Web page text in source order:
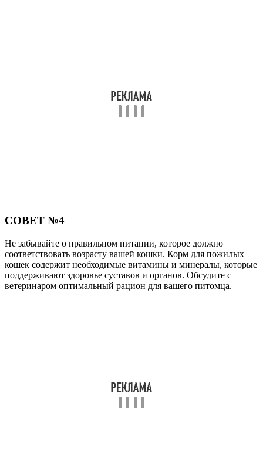
СОВЕТ №4
Не забывайте о правильном питании, которое должно
соответствовать возрасту вашей кошки. Корм для пожилых
кошек содержит необходимые витамины и минералы, которые
поддерживают здоровье суставов и органов. Обсудите с
ветеринаром оптимальный рацион для вашего питомца.